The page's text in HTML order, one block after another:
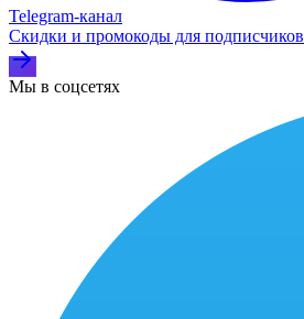
Telegram‑канал
Скидки и промокоды для подписчиков
Мы в соцсетях